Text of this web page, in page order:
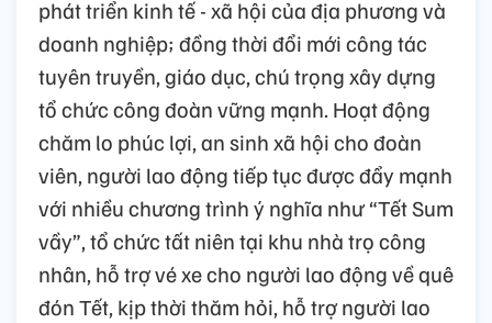
phát triển kinh tế - xã hội của địa phương và
doanh nghiệp; đồng thời đổi mới công tác
tuyên truyền, giáo dục, chú trọng xây dựng
tổ chức công đoàn vững mạnh. Hoạt động
chăm lo phúc lợi, an sinh xã hội cho đoàn
viên, người lao động tiếp tục được đẩy mạnh
với nhiều chương trình ý nghĩa như “Tết Sum
vầy”, tổ chức tất niên tại khu nhà trọ công
nhân, hỗ trợ vé xe cho người lao động về quê
đón Tết, kịp thời thăm hỏi, hỗ trợ người lao